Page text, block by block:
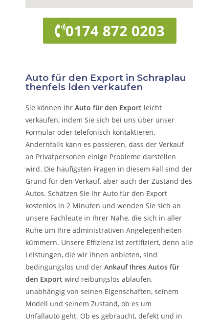
0174 872 0203
Auto für den Export in Schraplau
thenfels lden verkaufen
Sie können IhrAuto für den Export leicht
verkaufen, indem Sie sich bei uns über unser
Formular oder telefonisch kontaktieren.
Andernfalls kann es passieren, dass der Verkauf
an Privatpersonen einige Probleme darstellen
wird. Die häufigsten Fragen in diesem Fall sind der
Grund für den Verkauf, aber auch der Zustand des
Autos. Schätzen Sie Ihr Auto für den Export
kostenlos in 2 Minuten und wenden Sie sich an
unsere Fachleute in Ihrer Nähe, die sich in aller
Ruhe um Ihre administrativen Angelegenheiten
kümmern. Unsere Effizienz ist zertifiziert, denn alle
Leistungen, die wir Ihnen anbieten, sind
bedingungslos und derAnkauf Ihres Autos für
den Export wird reibungslos ablaufen,
unabhängig von seinen Eigenschaften, seinem
Modell und seinem Zustand, ob es um
Unfallauto geht. Ob es gebraucht, defekt und in